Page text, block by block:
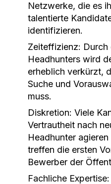
Netzwerke, die es
talentierte
identifizieren.
Zeiteffizienz: Durch
Headhunters wird
erheblich verkürzt,
Suche und
muss.
Diskretion: Viele
Vertrautheit nach
Headhunter
treffen die ersten
Bewerber der
Fachliche Expertise: